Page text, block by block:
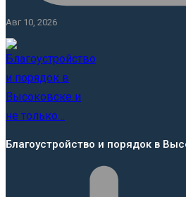
Авг 10, 2026
Благоустройство и порядок в